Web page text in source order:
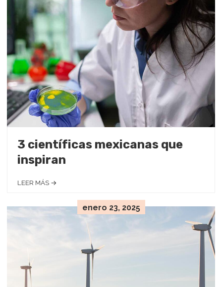
3 científicas mexicanas que
inspiran
LEER MÁS →
enero 23, 2025